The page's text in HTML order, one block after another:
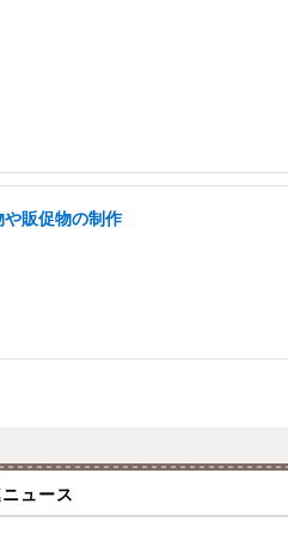
販促物の制作
ュース